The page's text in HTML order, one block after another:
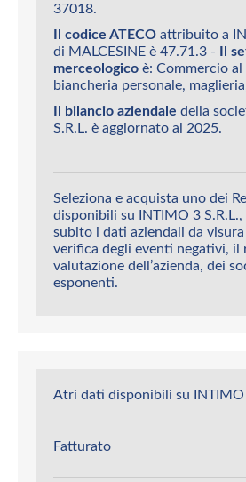
37018.
Il codice ATECO attribuito a
di MALCESINE è 47.71.3 - Il
merceologico è: Commercio
biancheria personale,
Il bilancio aziendale della
S.R.L. è aggiornato al 2025.
Seleziona e acquista uno dei
disponibili su INTIMO 3
subito i dati aziendali da visura
verifica degli eventi negativi, il
valutazione dell’azienda, dei
esponenti.
Atri dati disponibili su INTIMO
Fatturato